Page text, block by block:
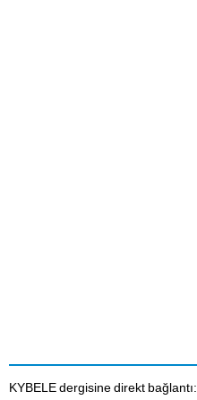
KYBELE dergisine direkt bağlantı: